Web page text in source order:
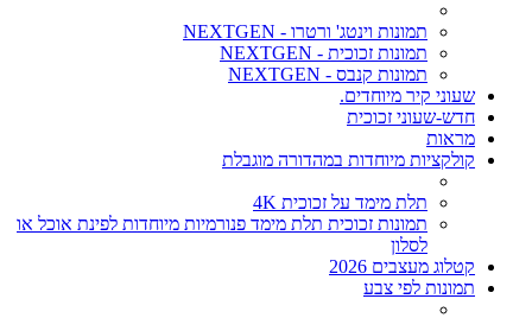
תמונות וינטג' ורטרו - NEXTGEN
תמונות זכוכית - NEXTGEN
תמונות קנבס - NEXTGEN
שעוני קיר מיוחדים.
חדש-שעוני זכוכית
מראות
קולקציות מיוחדות במהדורה מוגבלת
תלת מימד על זכוכית 4K
תמונות זכוכית תלת מימד פנורמיות מיוחדות לפינת אוכל או
לסלון
קטלוג מעצבים 2026
תמונות לפי צבע